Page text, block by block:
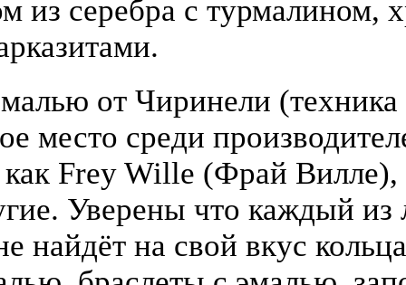
из серебра с турмалином,
от Чиринели (техника
место среди
Frey Wille (Фрай
Уверены что каждый
найдёт на свой вкус